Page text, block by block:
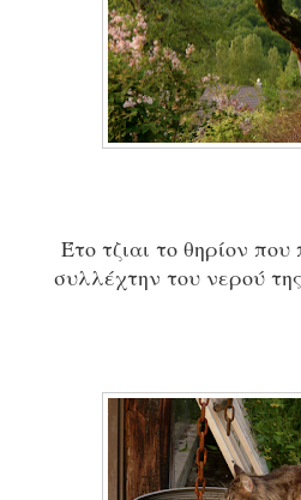
Έτο τζιαι το θηρίον
συλλέχτην του νερού